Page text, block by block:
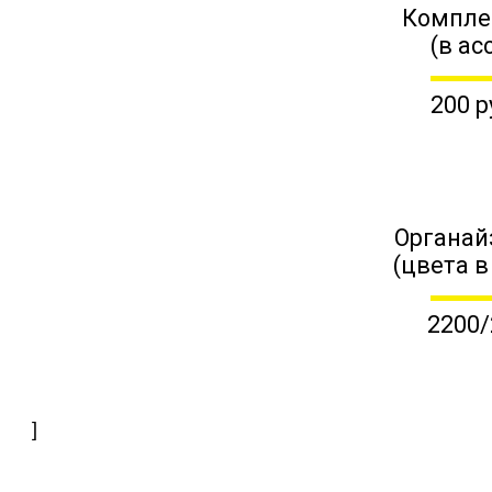
(в
200
(цвета
]